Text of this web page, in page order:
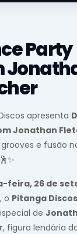
Party
apresenta
Jonathan
e fusão
feira, 26 de
, o Pitanga Discos
de
, figura lendária